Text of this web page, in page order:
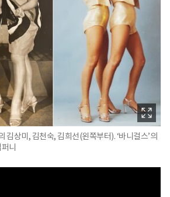
김상미, 김천숙, 김희선(왼쪽부터). ‘바니걸스’의
니